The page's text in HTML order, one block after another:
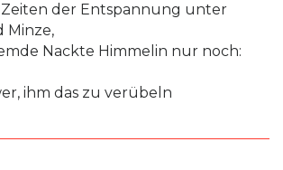
der Entspannung unter
Minze,
Nackte Himmelin nur noch:
ihm das zu verübeln